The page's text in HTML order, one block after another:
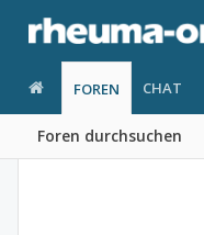
FOREN
Foren durchsuchen
CHAT